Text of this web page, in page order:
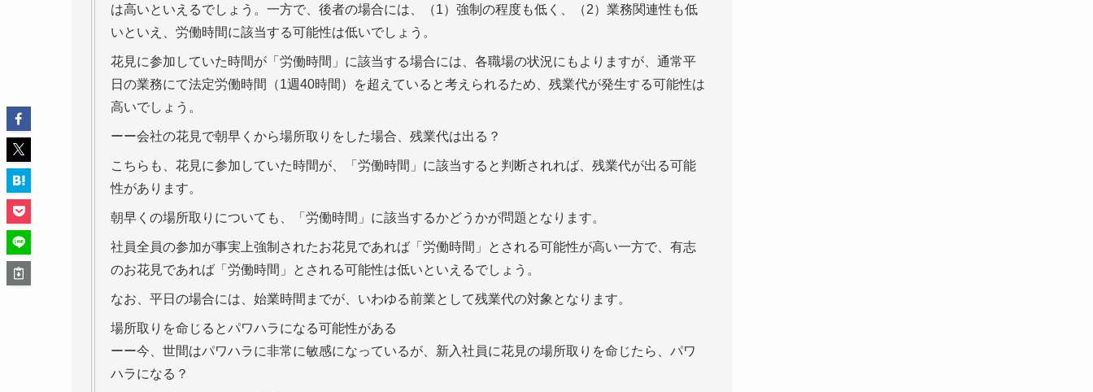
は高いといえるでしょう。一方で、後者の場合には、（1）強制の程度も低く、（2）業務関連性も低
いといえ、労働時間に該当する可能性は低いでしょう。
花見に参加していた時間が「労働時間」に該当する場合には、各職場の状況にもよりますが、通常平
日の業務にて法定労働時間（1週40時間）を超えていると考えられるため、残業代が発生する可能性は
高いでしょう。
ーー会社の花見で朝早くから場所取りをした場合、残業代は出る？
こちらも、花見に参加していた時間が、「労働時間」に該当すると判断されれば、残業代が出る可能
性があります。
朝早くの場所取りについても、「労働時間」に該当するかどうかが問題となります。
社員全員の参加が事実上強制されたお花見であれば「労働時間」とされる可能性が高い一方で、有志
のお花見であれば「労働時間」とされる可能性は低いといえるでしょう。
なお、平日の場合には、始業時間までが、いわゆる前業として残業代の対象となります。
場所取りを命じるとパワハラになる可能性がある
ーー今、世間はパワハラに非常に敏感になっているが、新入社員に花見の場所取りを命じたら、パワ
ハラになる？